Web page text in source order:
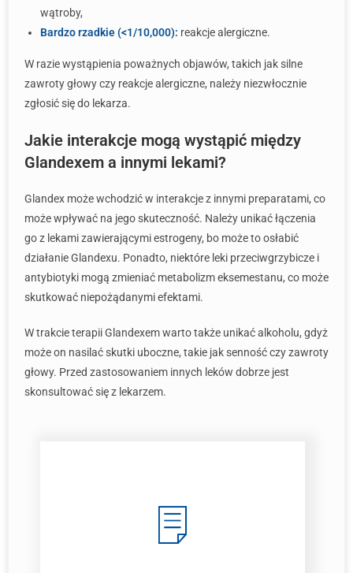
wątroby,
Bardzo rzadkie (<1/10,000): reakcje alergiczne.
W razie wystąpienia poważnych objawów, takich jak silne
zawroty głowy czy reakcje alergiczne, należy niezwłocznie
zgłosić się do lekarza.
Jakie interakcje mogą wystąpić między
Glandexem a innymi lekami?
Glandex może wchodzić w interakcje z innymi preparatami, co
może wpływać na jego skuteczność. Należy unikać łączenia
go z lekami zawierającymi estrogeny, bo może to osłabić
działanie Glandexu. Ponadto, niektóre leki przeciwgrzybicze i
antybiotyki mogą zmieniać metabolizm eksemestanu, co może
skutkować niepożądanymi efektami.
W trakcie terapii Glandexem warto także unikać alkoholu, gdyż
może on nasilać skutki uboczne, takie jak senność czy zawroty
głowy. Przed zastosowaniem innych leków dobrze jest
skonsultować się z lekarzem.